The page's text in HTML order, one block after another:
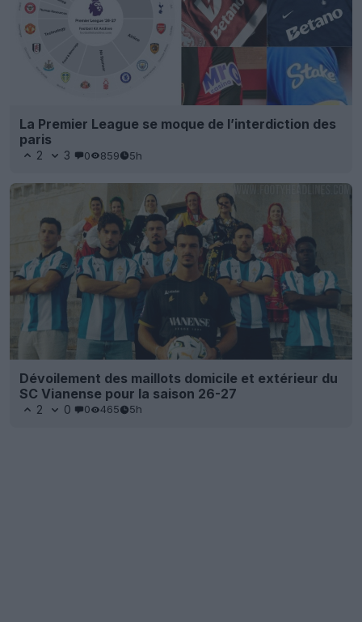
La Premier League se moque de l’interdiction des
paris
2 3 0 859 5h
Dévoilement des maillots domicile et extérieur du
SC Vianense pour la saison 26-27
2 0 0 465 5h